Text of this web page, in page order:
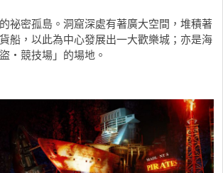
祕密孤島。洞窟深處有著廣大空間，堆積著
船，以此為中心發展出一大歡樂城；亦是海
・競技場」的場地。